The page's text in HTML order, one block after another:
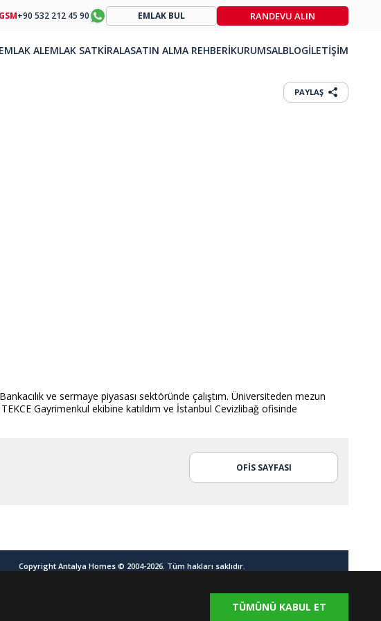
PAYLAŞ
ve sermaye piyasası sektöründe çalıştım. Üniversiteden mezun
Gayrimenkul ekibine katıldım ve İstanbul Cevizlibağ ofisinde
OFİS SAYFASI
GSM+90 532 212 45 90 EMLAK BUL RANDEVU ALIN
EMLAK ALEMLAK SATKİRALASATIN ALMA REHBERİKURUMSALBLOGİLETİŞİM
Copyright Antalya Homes © 2004-2026. Tüm hakları saklıdır.
TÜMÜNÜ KABUL ET